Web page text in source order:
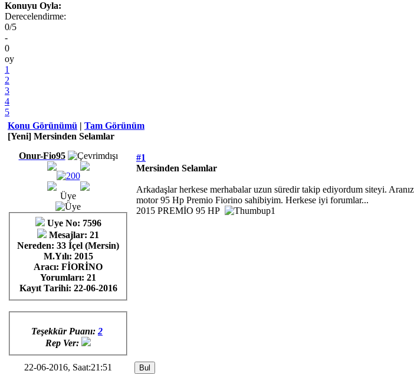
Konuyu Oyla:
Derecelendirme:
0/5
-
0
oy
1
2
3
4
5
Konu Görünümü | Tam Görünüm
[Yeni] Mersinden Selamlar
Onur-Fio95
Üye
Uye No: 7596
Mesajlar: 21
Nereden: 33 İçel (Mersin)
M.Yılı: 2015
Aracı: FİORİNO
Yorumları: 21
Kayıt Tarihi: 22-06-2016
Teşekkür Puanı: 2
Rep Ver:
#1
Mersinden Selamlar
Arkadaşlar herkese merhabalar uzun süredir takip ediyordum siteyi.
motor 95 Hp Premio Fiorino sahibiyim. Herkese iyi forumlar...
2015 PREMİO 95 HP
22-06-2016, Saat:21:51